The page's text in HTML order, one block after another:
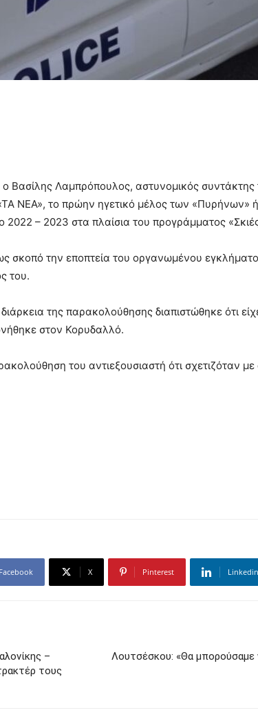
Λαμπρόπουλος, αστυνομικός συντάκτης
ΝΕΑ», το πρώην ηγετικό μέλος των «Πυρήνων»
2022 – 2023 στα πλαίσια του προγράμματος
σκοπό την εποπτεία του οργανωμένου
του.
της παρακολούθησης διαπιστώθηκε ότι
στον Κορυδαλλό.
του αντιεξουσιαστή ότι σχετιζόταν
Facebook X Pinterest Linkedin
–
τους
Λουτσέσκου: «Θα μπορούσαμε